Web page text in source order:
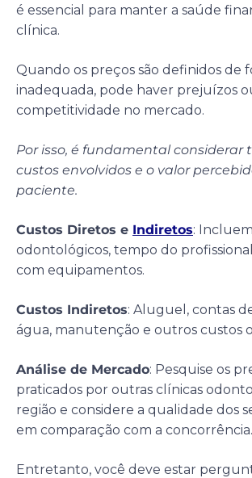
é essencial para manter a saúde
clínica.
Quando os preços são definidos de
inadequada, pode haver prejuízos
competitividade no mercado.
Por isso, é fundamental considerar
custos envolvidos e o valor
paciente.
Custos Diretos e Indiretos:
odontológicos, tempo do
com equipamentos.
Custos Indiretos: Aluguel, contas
água, manutenção e outros custos
Análise de Mercado: Pesquise os
praticados por outras clínicas
região e considere a qualidade dos
em comparação com a concorrência.
Entretanto, você deve estar